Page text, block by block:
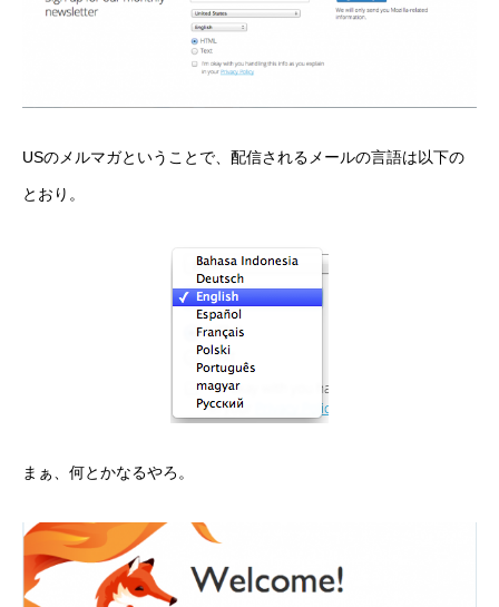
USのメルマガということで、配信されるメールの言語は以下の
とおり。
まぁ、何とかなるやろ。